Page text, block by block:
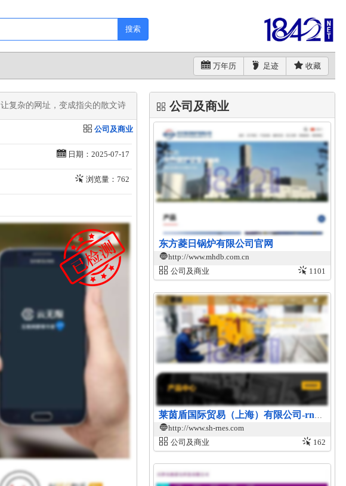
搜索
万年历 足迹 收藏
让复杂的网址，变成指尖的散文诗​
公司及商业
日期：2025-07-17
浏览量：762
公司及商业
东方菱日锅炉有限公司官网
http://www.mhdb.com.cn
公司及商业
1101
http://www.sh-rnes.com
公司及商业
162